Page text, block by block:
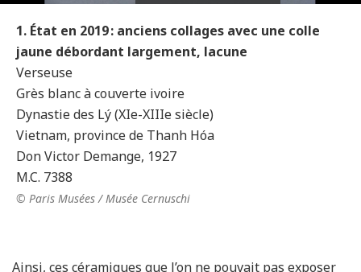
1. État en 2019 : anciens collages avec une colle
jaune débordant largement, lacune
Verseuse
Grès blanc à couverte ivoire
Dynastie des Lý (XIe-XIIIe siècle)
Vietnam, province de Thanh Hóa
Don Victor Demange, 1927
M.C. 7388
© Paris Musées / Musée Cernuschi
Ainsi, ces céramiques que l’on ne pouvait pas exposer